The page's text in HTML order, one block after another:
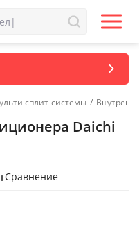
сплит-системы /
Daichi
Сравнение